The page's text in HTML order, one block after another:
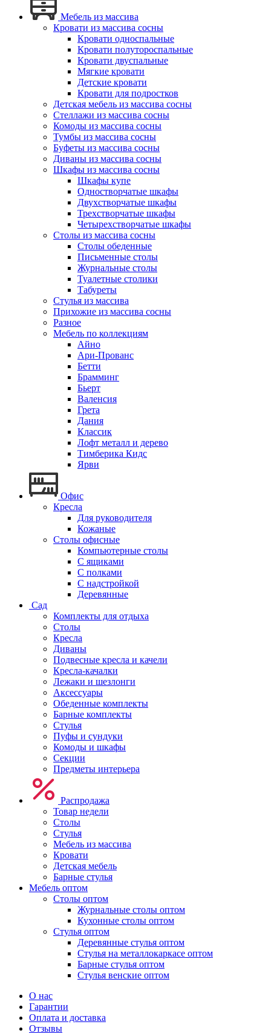
Мебель из массива
Кровати из массива сосны
Кровати односпальные
Кровати полутороспальные
Кровати двуспальные
Мягкие кровати
Детские кровати
Кровати для подростков
Детская мебель из массива сосны
Стеллажи из массива сосны
Комоды из массива сосны
Тумбы из массива сосны
Буфеты из массива сосны
Диваны из массива сосны
Шкафы из массива сосны
Шкафы купе
Одностворчатые шкафы
Двухстворчатые шкафы
Трехстворчатые шкафы
Четырехстворчатые шкафы
Столы из массива сосны
Столы обеденные
Письменные столы
Журнальные столы
Туалетные столики
Табуреты
Стулья из массива
Прихожие из массива сосны
Разное
Мебель по коллекциям
Айно
Ари-Прованс
Бетти
Брамминг
Бьерт
Валенсия
Грета
Дания
Классик
Лофт металл и дерево
Тимберика Кидс
Ярви
Офис
Кресла
Для руководителя
Кожаные
Столы офисные
Компьютерные столы
С ящиками
С полками
С надстройкой
Деревянные
Сад
Комплекты для отдыха
Столы
Кресла
Диваны
Подвесные кресла и качели
Кресла-качалки
Лежаки и шезлонги
Аксессуары
Обеденные комплекты
Барные комплекты
Стулья
Пуфы и сундуки
Комоды и шкафы
Секции
Предметы интерьера
Распродажа
Товар недели
Столы
Стулья
Мебель из массива
Кровати
Детская мебель
Барные стулья
Мебель оптом
Столы оптом
Журнальные столы оптом
Кухонные столы оптом
Стулья оптом
Деревянные стулья оптом
Стулья на металлокаркасе оптом
Барные стулья оптом
Стулья венские оптом
О нас
Гарантии
Оплата и доставка
Отзывы